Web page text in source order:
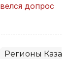
велся допрос
Регионы